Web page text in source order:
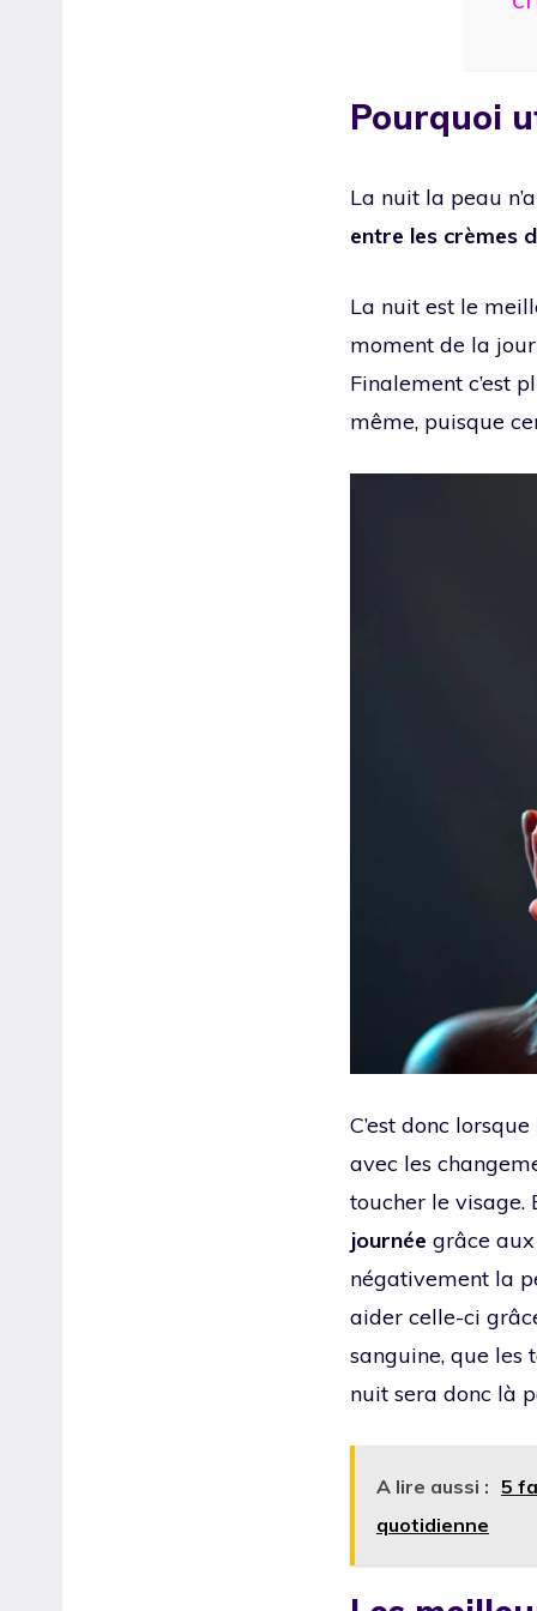
Pourquoi
La nuit la peau
entre les crèmes
La nuit est le
moment de la
Finalement c’est
même, puisque
C’est donc
avec les
toucher le visage.
journée grâce
négativement la
aider celle-ci
sanguine, que les
nuit sera donc là
A lire aussi : 5
quotidienne